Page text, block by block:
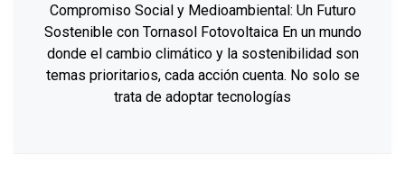
Compromiso Social y Medioambiental: Un Futuro
Sostenible con Tornasol Fotovoltaica En un mundo
donde el cambio climático y la sostenibilidad son
temas prioritarios, cada acción cuenta. No solo se
trata de adoptar tecnologías